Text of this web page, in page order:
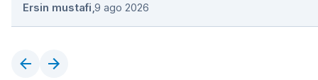
Ersin mustafi,9 ago 2026